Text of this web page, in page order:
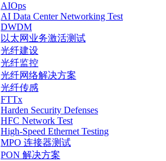
AIOps
AI Data Center Networking Test
DWDM
以太网业务激活测试
光纤建设
光纤监控
光纤网络解决方案
光纤传感
FTTx
Harden Security Defenses
HFC Network Test
High-Speed Ethernet Testing
MPO 连接器测试
PON 解决方案